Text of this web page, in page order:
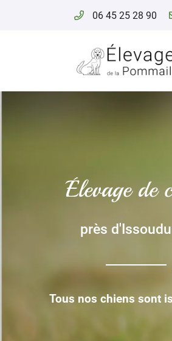
06 45 25 28 90
36260 ST PIERRE DE JARDS
Adresse email de réception
Élevage de
près
Tous nos chiens sont